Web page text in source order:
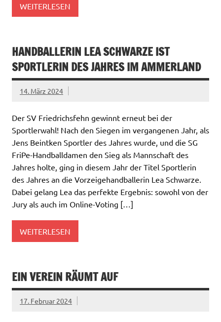
WEITERLESEN
HANDBALLERIN LEA SCHWARZE IST
SPORTLERIN DES JAHRES IM AMMERLAND
14. März 2024
Der SV Friedrichsfehn gewinnt erneut bei der
Sportlerwahl! Nach den Siegen im vergangenen Jahr, als
Jens Beintken Sportler des Jahres wurde, und die SG
FriPe-Handballdamen den Sieg als Mannschaft des
Jahres holte, ging in diesem Jahr der Titel Sportlerin
des Jahres an die Vorzeigehandballerin Lea Schwarze.
Dabei gelang Lea das perfekte Ergebnis: sowohl von der
Jury als auch im Online-Voting […]
WEITERLESEN
EIN VEREIN RÄUMT AUF
17. Februar 2024